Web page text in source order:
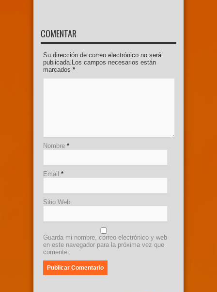
COMENTAR
Su dirección de correo electrónico no será
publicada.Los campos necesarios están
marcados *
Nombre *
Email *
Sitio Web
Guarda mi nombre, correo electrónico y web
en este navegador para la próxima vez que
comente.